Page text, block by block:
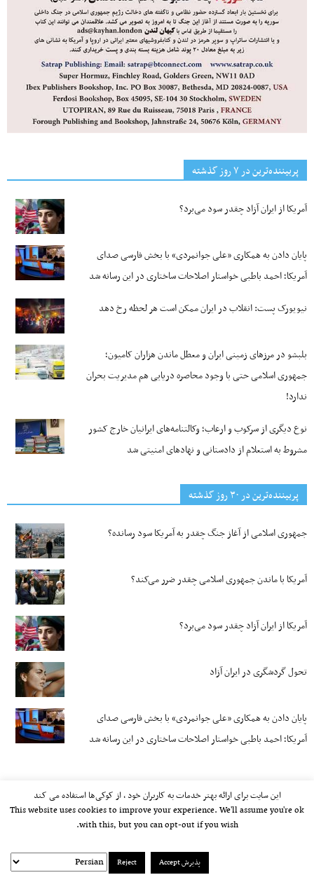
پربیننده‌ترین‌ در ۷ روز گذشته
آمریکا از ایران آزاد چقدر سود می‌برد؟
پایان دادن به همکاری «علی جوانمردی» با بخش فارسی صدای
آمریکا؛ احمد باطبی خواستار اصلاحات ساختاری در این رسانه شد
نیویورک پست: انقلاب در ایران ممکن است هر لحظه رخ دهد
بلبشو در مرزهای زمینی ایران و معطل ماندن هزاران کامیون؛
جمهوری اسلامی حتی با وجود محاصره دریایی هم مدیریت بحران
ندارد!
نوع دیگری از سرکوب و ارعاب؛ وکالتنامه‌های ایرانیان خارج کشور
مشروط به استعلام از دادستانی و نهادهای امنیتی شد
پربیننده‌ترین‌ در ۳۰ روز گذشته
جمهوری اسلامی از آغاز جنگ چقدر به آمریکا سود رسانده؟
آمریکا با ماندن جمهوری اسلامی چقدر ضرر می‌کند؟
آمریکا از ایران آزاد چقدر سود می‌برد؟
تحول گردشگری در ایران آزاد
پایان دادن به همکاری «علی جوانمردی» با بخش فارسی صدای
آمریکا؛ احمد باطبی خواستار اصلاحات ساختاری در این رسانه شد
kayhan.london 2000-2026© خط مشی استفاده مجاز از وب‌سایت
این سایت برای ارائه بهتر خدمات به کاربران خود ، از کوکی‌ها استفاده می کند
This website uses cookies to improve your experience. We'll assume you're ok
with this, but you can opt-out if you wish.
پذیرش Accept Reject